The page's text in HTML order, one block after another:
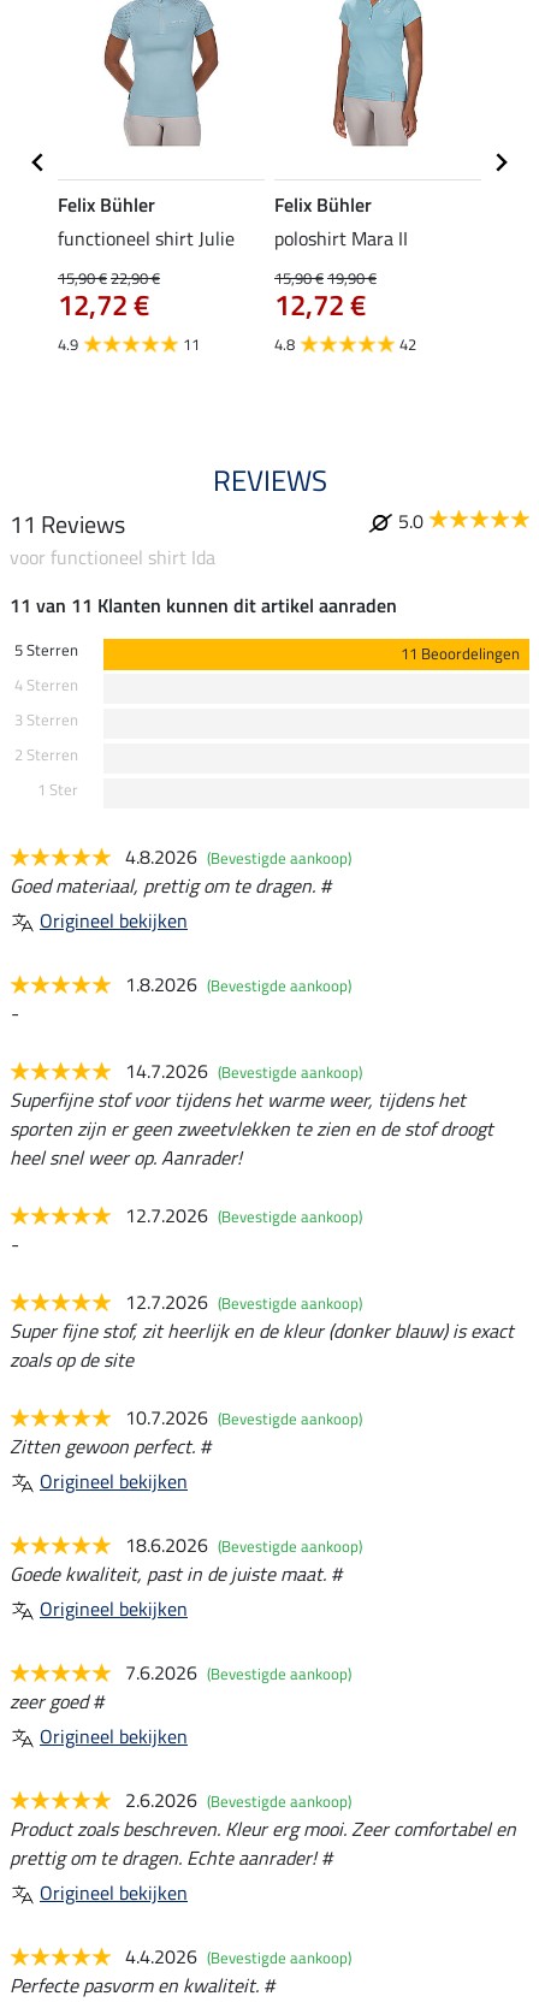
Felix Bühler
functioneel shirt Julie
15,90 €22,90 €
12,72 €
4.9 11
Felix Bühler
poloshirt Mara II
15,90 €19,90 €
12,72 €
4.8 42
REVIEWS
11 Reviews
5.0
voor functioneel shirt Ida
11 van 11 Klanten kunnen dit artikel aanraden
5 Sterren
11 Beoordelingen
4 Sterren
3 Sterren
2 Sterren
1 Ster
4.8.2026 (Bevestigde aankoop)
Goed materiaal, prettig om te dragen. #
Origineel bekijken
1.8.2026 (Bevestigde aankoop)
-
14.7.2026 (Bevestigde aankoop)
Superfijne stof voor tijdens het warme weer, tijdens het
sporten zijn er geen zweetvlekken te zien en de stof droogt
heel snel weer op. Aanrader!
12.7.2026 (Bevestigde aankoop)
-
12.7.2026 (Bevestigde aankoop)
Super fijne stof, zit heerlijk en de kleur (donker blauw) is exact
zoals op de site
10.7.2026 (Bevestigde aankoop)
Zitten gewoon perfect. #
Origineel bekijken
18.6.2026 (Bevestigde aankoop)
Goede kwaliteit, past in de juiste maat. #
Origineel bekijken
7.6.2026 (Bevestigde aankoop)
zeer goed #
Origineel bekijken
2.6.2026 (Bevestigde aankoop)
Product zoals beschreven. Kleur erg mooi. Zeer comfortabel en
prettig om te dragen. Echte aanrader! #
Origineel bekijken
4.4.2026 (Bevestigde aankoop)
Perfecte pasvorm en kwaliteit. #